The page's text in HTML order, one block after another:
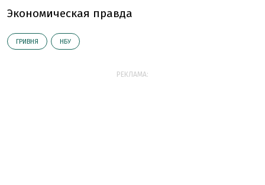
Экономическая правда
ГРИВНЯ НБУ
РЕКЛАМА: